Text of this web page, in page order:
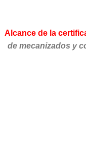
Alcance de la
de mecanizados y